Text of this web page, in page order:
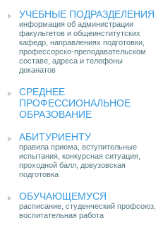
УЧЕБНЫЕ ПОДРАЗДЕЛЕНИЯ
информация об администрации
факультетов и общеинститутских
кафедр, направлениях подготовки,
профессорско-преподавательском
составе, адреса и телефоны
деканатов
СРЕДНЕЕ
ПРОФЕССИОНАЛЬНОЕ
ОБРАЗОВАНИЕ
АБИТУРИЕНТУ
правила приема, вступительные
испытания, конкурсная ситуация,
проходной балл, довузовская
подготовка
ОБУЧАЮЩЕМУСЯ
расписание, студенческий профсоюз,
воспитательная работа